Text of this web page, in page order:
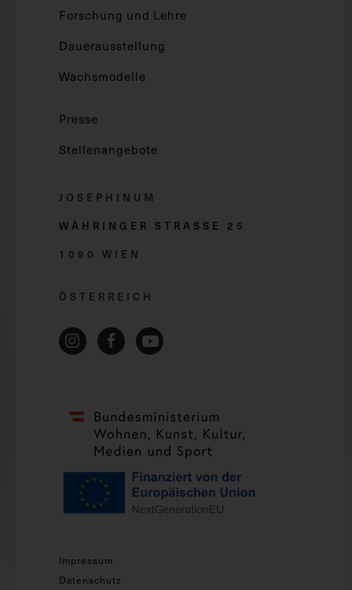
Forschung und Lehre
Dauerausstellung
Wachsmodelle
Presse
Stellenangebote
JOSEPHINUM
WÄHRINGER STRASSE 2 5
1090 WIEN
ÖSTERREICH
Impressum
Datenschutz